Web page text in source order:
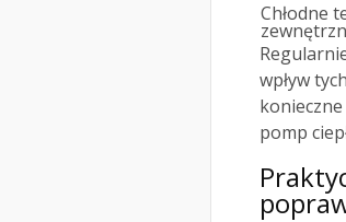
Chłodne
wpływ
pomp